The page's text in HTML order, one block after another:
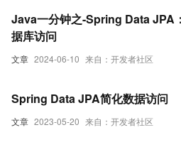
文章 2024-06-10 来自：开发者社区
Java一分钟之-Spring Data JPA
据库访问
文章 2023-05-20 来自：开发者社区
Spring Data JPA简化数据访问